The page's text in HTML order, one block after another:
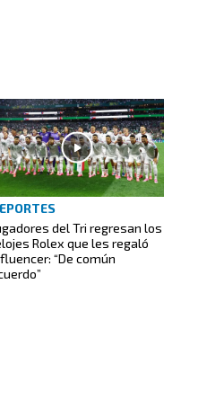
del Tri regresan los
Rolex que les regaló
“De común